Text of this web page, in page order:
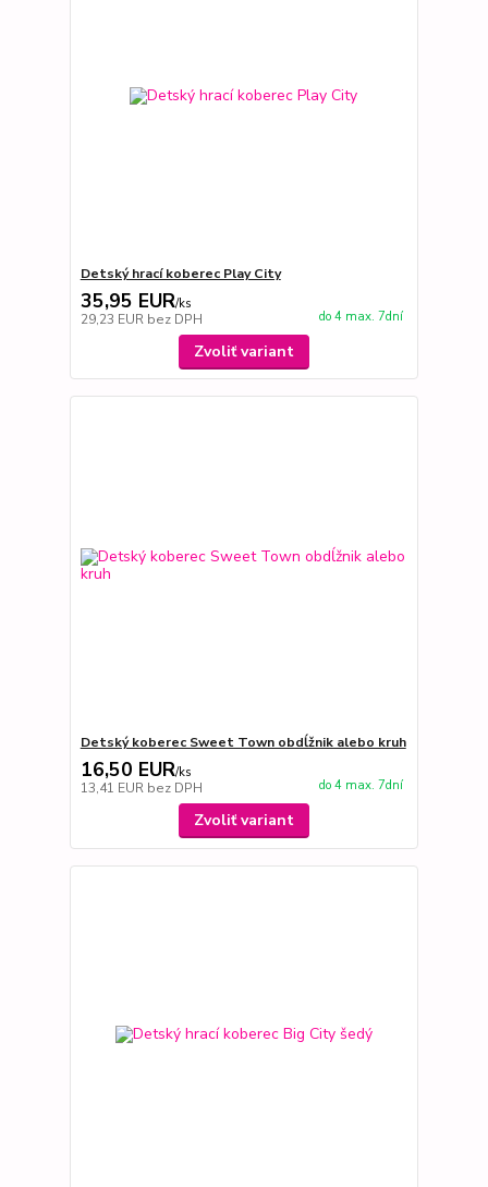
Detský hrací koberec Play City
35,95 EUR/ks
29,23 EUR bez DPH do 4 max. 7dní
Zvoliť variant
Detský koberec Sweet Town obdĺžnik alebo kruh
16,50 EUR/ks
13,41 EUR bez DPH do 4 max. 7dní
Zvoliť variant